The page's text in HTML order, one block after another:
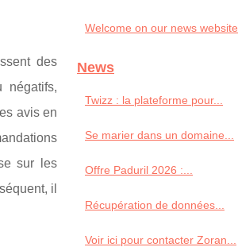
des
négatifs,
avis en
sur les
il
Welcome on our news website
News
Twizz : la plateforme pour...
Se marier dans un domaine...
Offre Paduril 2026 :...
Récupération de données...
Voir ici pour contacter Zoran...